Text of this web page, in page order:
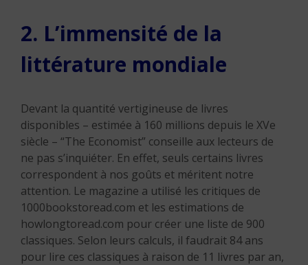
2. L’immensité de la
littérature mondiale
Devant la quantité vertigineuse de livres
disponibles – estimée à 160 millions depuis le XVe
siècle – “The Economist” conseille aux lecteurs de
ne pas s’inquiéter. En effet, seuls certains livres
correspondent à nos goûts et méritent notre
attention. Le magazine a utilisé les critiques de
1000bookstoread.com et les estimations de
howlongtoread.com pour créer une liste de 900
classiques. Selon leurs calculs, il faudrait 84 ans
pour lire ces classiques à raison de 11 livres par an,